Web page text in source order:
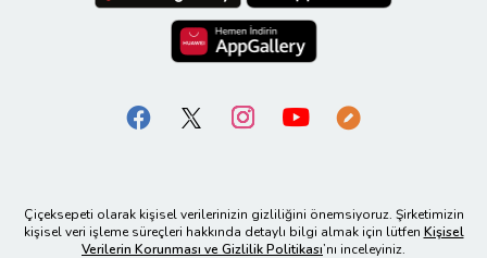
Çiçeksepeti olarak kişisel verilerinizin gizliliğini önemsiyoruz. Şirketimizin
kişisel veri işleme süreçleri hakkında detaylı bilgi almak için lütfen Kişisel
Verilerin Korunması ve Gizlilik Politikası’nı inceleyiniz.